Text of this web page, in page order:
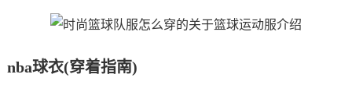
nba球衣(穿着指南)